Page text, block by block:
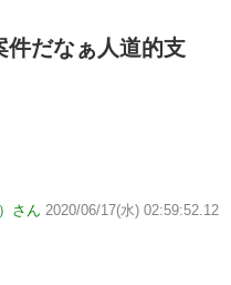
件だなぁ人道的支
さん 2020/06/17(水) 02:59:52.12